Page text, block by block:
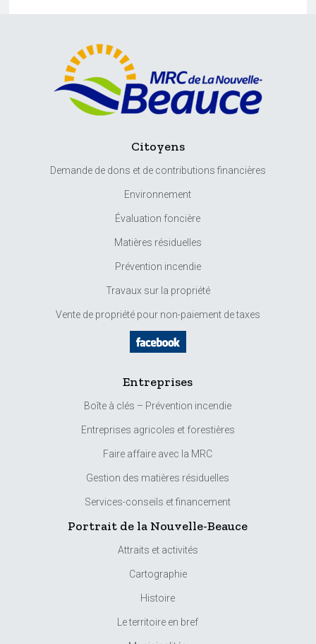
Citoyens
Demande de dons et de contributions financières
Environnement
Évaluation foncière
Matières résiduelles
Prévention incendie
Travaux sur la propriété
Vente de propriété pour non-paiement de taxes
Entreprises
Boîte à clés – Prévention incendie
Entreprises agricoles et forestières
Faire affaire avec la MRC
Gestion des matières résiduelles
Services-conseils et financement
Portrait de la Nouvelle-Beauce
Attraits et activités
Cartographie
Histoire
Le territoire en bref